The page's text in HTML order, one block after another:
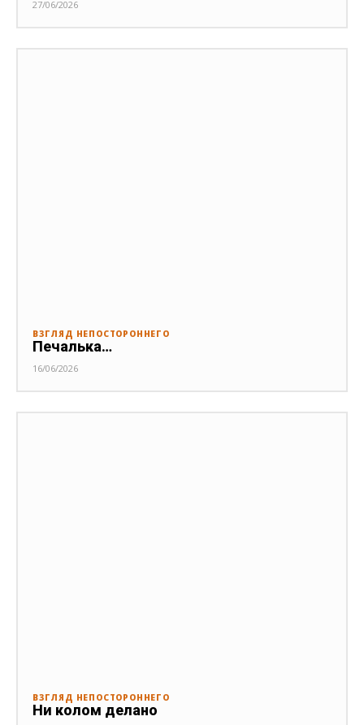
27/06/2026
ВЗГЛЯД НЕПОСТОРОННЕГО
Печалька…
16/06/2026
ВЗГЛЯД НЕПОСТОРОННЕГО
Ни колом делано